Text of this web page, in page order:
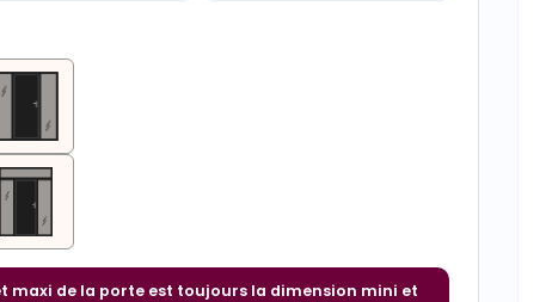
maxi de la porte est toujours la dimension mini et